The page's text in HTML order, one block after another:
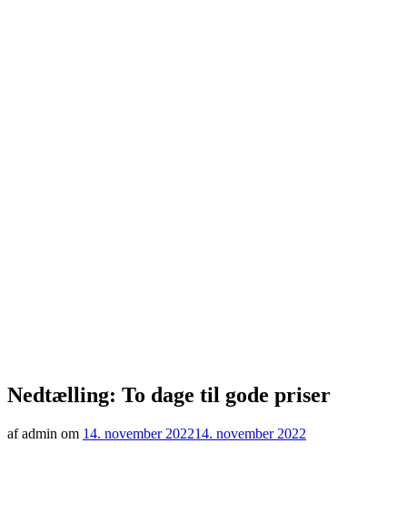
Nedtælling: To dage til gode priser
af admin om 14. november 202214. november 2022